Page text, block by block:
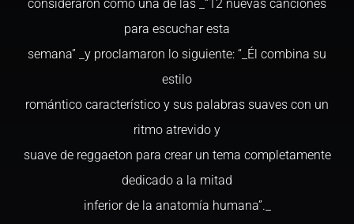
consideraron como una de las _“12 nuevas canciones
para escuchar esta
semana” _y proclamaron lo siguiente: “_Él combina su
estilo
romántico característico y sus palabras suaves con un
ritmo atrevido y
suave de reggaeton para crear un tema completamente
dedicado a la mitad
inferior de la anatomía humana”._